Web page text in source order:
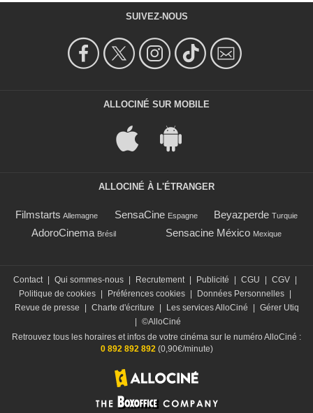
SUIVEZ-NOUS
ALLOCINÉ SUR MOBILE
ALLOCINÉ À L'ÉTRANGER
Filmstarts Allemagne SensaCine Espagne Beyazperde Turquie
AdoroCinema Brésil Sensacine México Mexique
Contact Qui sommes-nous Recrutement Publicité CGU CGV
Politique de cookies
Préférences cookies Données Personnelles
Revue de presse
Charte d'écriture Les services AlloCiné
Gérer Utiq
©AlloCiné
Retrouvez tous les horaires et infos de votre cinéma sur le numéro AlloCiné :
0 892 892 892(0,90€/minute)